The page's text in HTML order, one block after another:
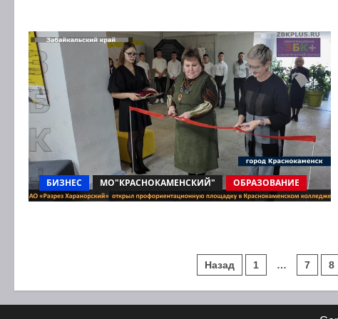
БИЗНЕС МО"КРАСНОКАМЕНСКИЙ" ОБРАЗОВАНИЕ
Пагинация
записей
Назад 1 … 7 8